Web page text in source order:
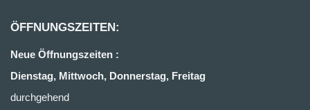
ÖFFNUNGSZEITEN:
Neue Öffnungszeiten :
Dienstag, Mittwoch, Donnerstag, Freitag
durchgehend